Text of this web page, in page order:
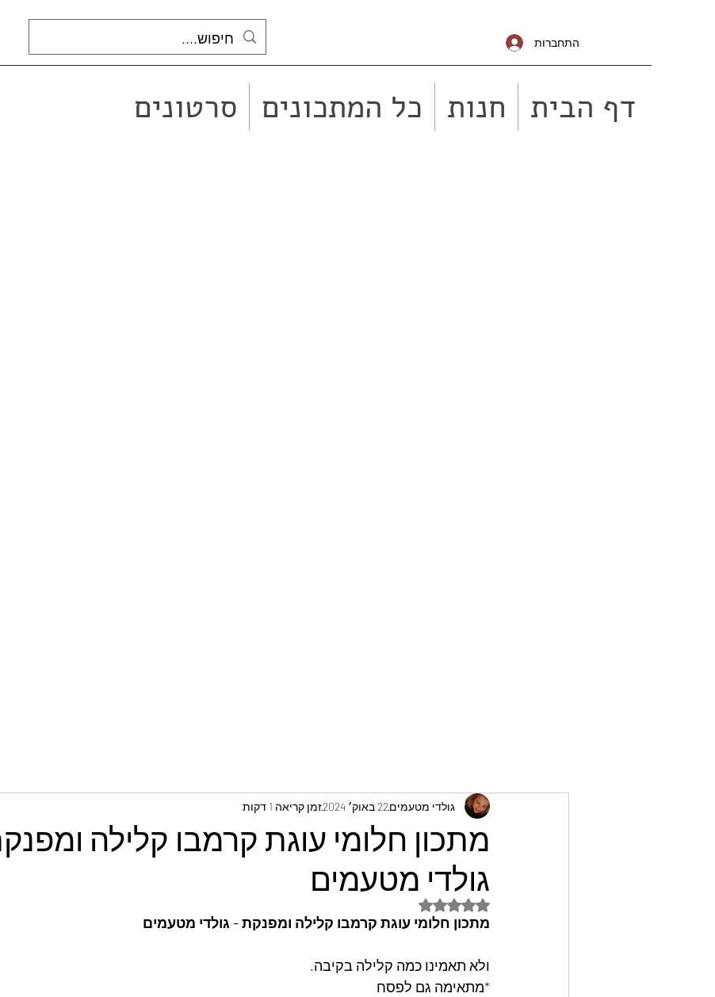
התחברות
דף הבית חנות כל המתכונים סרטונים
מתכון חלומי עוגת קרמבו קלילה
גולדי מטעמים
גולדי מטעמים22 באוק׳ 2024 זמן קריאה 1 דקות
דירוג של NaN מתוך 5 כוכבים
מתכון חלומי עוגת קרמבו קלילה ומפנקת - גולדי מטעמים
ולא תאמינו כמה קלילה בקיבה.
*מתאימה גם לפסח